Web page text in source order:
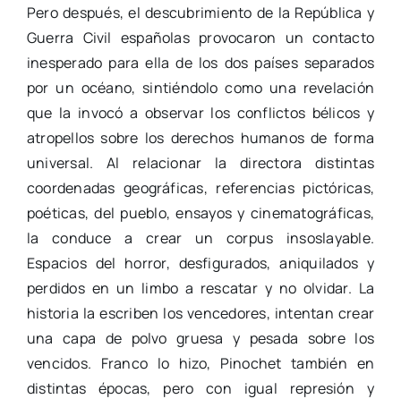
Pero después, el descubrimiento de la República y
Guerra Civil españolas provocaron un contacto
inesperado para ella de los dos países separados
por un océano, sintiéndolo como una revelación
que la invocó a observar los conflictos bélicos y
atropellos sobre los derechos humanos de forma
universal. Al relacionar la directora distintas
coordenadas geográficas, referencias pictóricas,
poéticas, del pueblo, ensayos y cinematográficas,
la conduce a crear un corpus insoslayable.
Espacios del horror, desfigurados, aniquilados y
perdidos en un limbo a rescatar y no olvidar. La
historia la escriben los vencedores, intentan crear
una capa de polvo gruesa y pesada sobre los
vencidos. Franco lo hizo, Pinochet también en
distintas épocas, pero con igual represión y